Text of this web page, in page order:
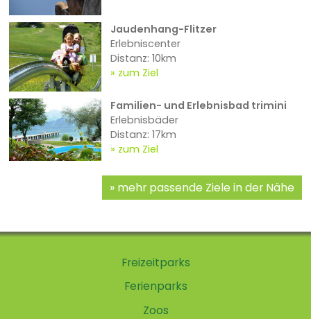
Jaudenhang-Flitzer
Erlebniscenter
Distanz: 10km
zum Ziel
Familien- und Erlebnisbad trimini
Erlebnisbäder
Distanz: 17km
zum Ziel
mehr passende Ziele in der Nähe
Freizeitparks
Ferienparks
Zoos